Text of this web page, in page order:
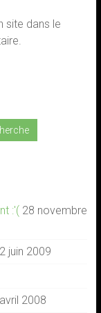
site dans le
:'( 28 novembre
juin 2009
2008